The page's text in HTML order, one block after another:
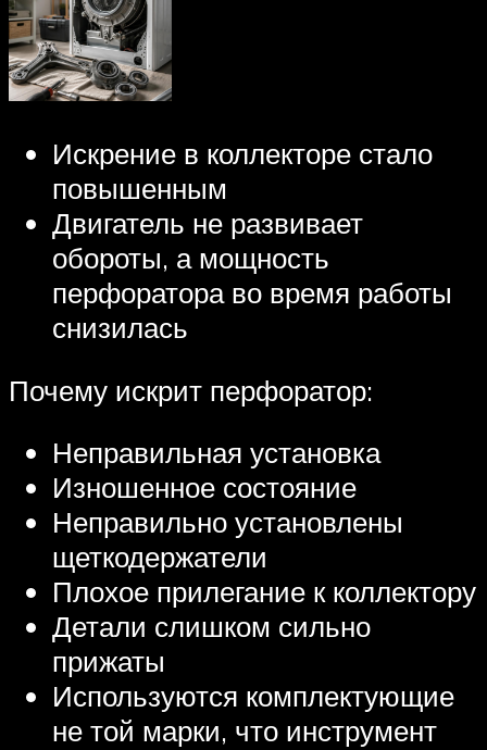
Искрение в коллекторе стало
повышенным
Двигатель не развивает
обороты, а мощность
перфоратора во время работы
снизилась
Почему искрит перфоратор:
Неправильная установка
Изношенное состояние
Неправильно установлены
щеткодержатели
Плохое прилегание к коллектору
Детали слишком сильно
прижаты
Используются комплектующие
не той марки, что инструмент